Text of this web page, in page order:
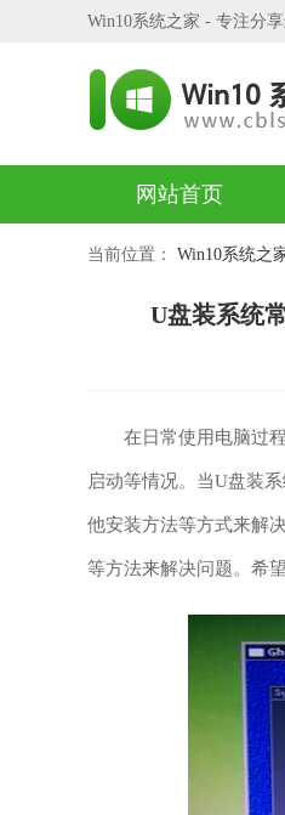
Win10系统之家 - 专注分
网站首页
当前位置： Win10系统之
U盘装系统
在日常使用电脑过程
启动等情况。当U盘装
他安装方法等方式来解
等方法来解决问题。希